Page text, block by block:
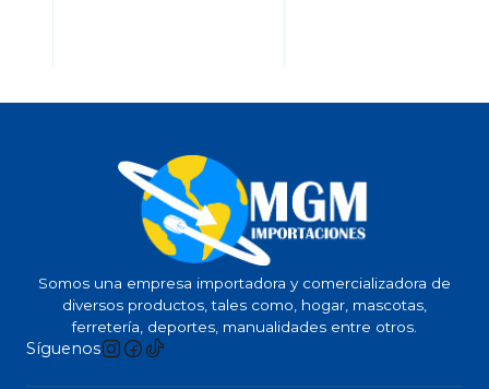
Somos una empresa importadora y comercializadora de
diversos productos, tales como, hogar, mascotas,
ferretería, deportes, manualidades entre otros.
Síguenos